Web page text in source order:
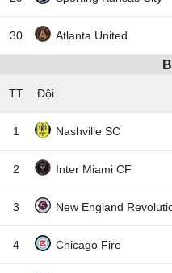
30 Atlanta United
TT Đội
1 Nashville SC
2 Inter Miami CF
3 New England
4 Chicago Fire